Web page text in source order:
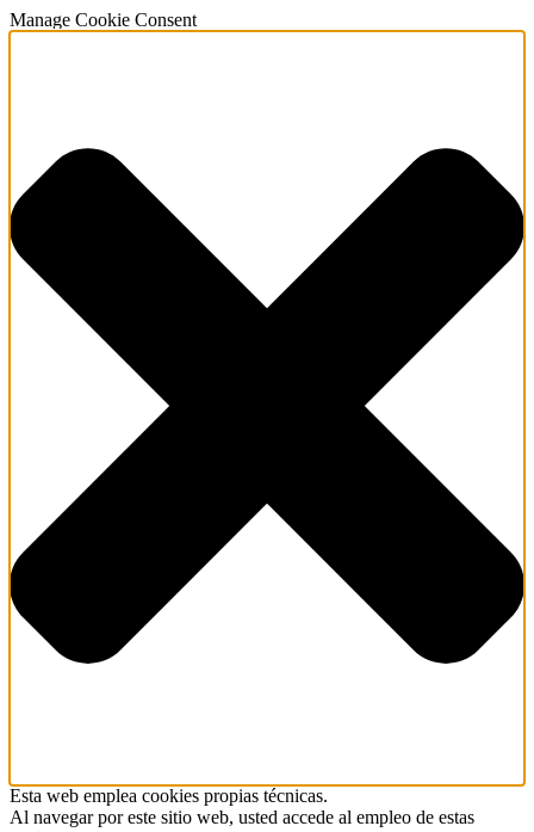
Manage Cookie Consent
Esta web emplea cookies propias técnicas.
Al navegar por este sitio web, usted accede al empleo de estas